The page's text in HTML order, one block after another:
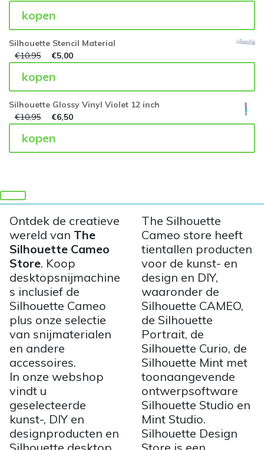
kopen
Silhouette Stencil Material
€10,95 €5,00
kopen
Silhouette Glossy Vinyl Violet 12 inch
€10,95 €6,50
kopen
Ontdek de creatieve
wereld van The
Silhouette Cameo
Store. Koop
desktopsnijmachine
s inclusief de
Silhouette Cameo
plus onze selectie
van snijmaterialen
en andere
accessoires.
In onze webshop
vindt u
geselecteerde
kunst-, DIY en
designproducten en
Silhouette desktop
The Silhouette
Cameo store heeft
tientallen producten
voor de kunst- en
design en DIY,
waaronder de
Silhouette CAMEO,
de Silhouette
Portrait, de
Silhouette Curio, de
Silhouette Mint met
toonaangevende
ontwerpsoftware
Silhouette Studio en
Mint Studio.
Silhouette Design
Store is een